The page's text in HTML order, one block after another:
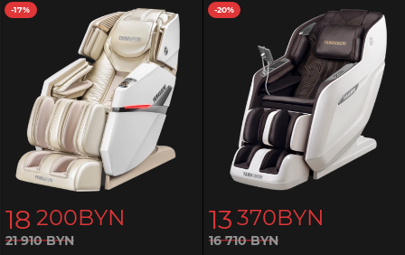
-17%
18 200BYN
21 910BYN
-20%
13 370BYN
16 710BYN